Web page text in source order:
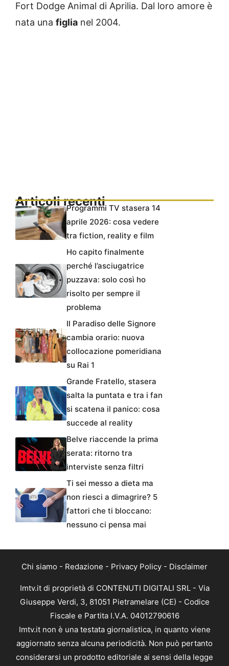
Fort Dodge Animal di Aprilia. Dal loro amore è
nata una figlia nel 2004.
Articoli recentiProgrammi TV stasera 14
aprile 2026: cosa vedere
tra fiction, reality e film
Ho capito finalmente
perché l’asciugatrice
puzzava: solo così ho
risolto per sempre il
problema
Il Paradiso delle Signore
cambia orario: nuova
collocazione pomeridiana
su Rai 1
Grande Fratello, stasera
salta la puntata e tra i fan
si scatena il panico: cosa
succede al reality
Belve riaccende la prima
serata: ritorno tra
interviste senza filtri
Ti sei messo a dieta ma
non riesci a dimagrire? 5
fattori che ti bloccano:
nessuno ci pensa mai
Chi siamo - Redazione - Privacy Policy - Disclaimer
Imtv.it di proprietà di CONTENUTI DIGITALI SRL - Via
Giuseppe Verdi, 3, 81051 Pietramelare (CE) - Codice
Fiscale e Partita I.V.A. 04012790616
Imtv.it non è una testata giornalistica, in quanto viene
aggiornato senza alcuna periodicità. Non può pertanto
considerarsi un prodotto editoriale ai sensi della legge